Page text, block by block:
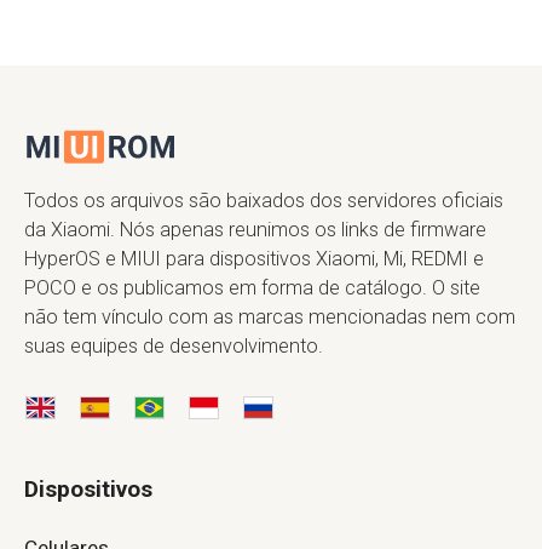
Todos os arquivos são baixados dos servidores oficiais
da Xiaomi. Nós apenas reunimos os links de firmware
HyperOS e MIUI para dispositivos Xiaomi, Mi, REDMI e
POCO e os publicamos em forma de catálogo. O site
não tem vínculo com as marcas mencionadas nem com
suas equipes de desenvolvimento.
Dispositivos